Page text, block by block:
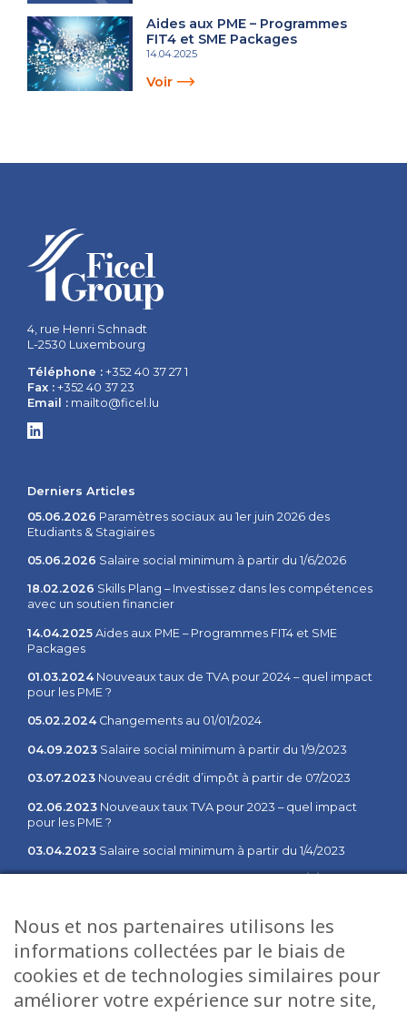
Aides aux PME – Programmes
FIT4 et SME Packages
14.04.2025
Voir
4, rue Henri Schnadt
L-2530 Luxembourg
Téléphone : +352 40 37 27 1
Fax :+352 40 37 23
Email : mailto@ficel.lu
Derniers Articles
05.06.2026 Paramètres sociaux au 1er juin 2026 des
Etudiants & Stagiaires
05.06.2026 Salaire social minimum à partir du 1/6/2026
18.02.2026 Skills Plang – Investissez dans les compétences
avec un soutien financier
14.04.2025Aides aux PME – Programmes FIT4 et SME
Packages
01.03.2024Nouveaux taux de TVA pour 2024 – quel impact
pour les PME ?
05.02.2024Changements au 01/01/2024
04.09.2023Salaire social minimum à partir du 1/9/2023
03.07.2023Nouveau crédit d’impôt à partir de 07/2023
02.06.2023Nouveaux taux TVA pour 2023 – quel impact
pour les PME ?
03.04.2023Salaire social minimum à partir du 1/4/2023
janvier 2023
Plan du site
Accueil
Services
Fiduciaire
Nous et nos partenaires utilisons les
informations collectées par le biais de
cookies et de technologies similaires pour
améliorer votre expérience sur notre site,